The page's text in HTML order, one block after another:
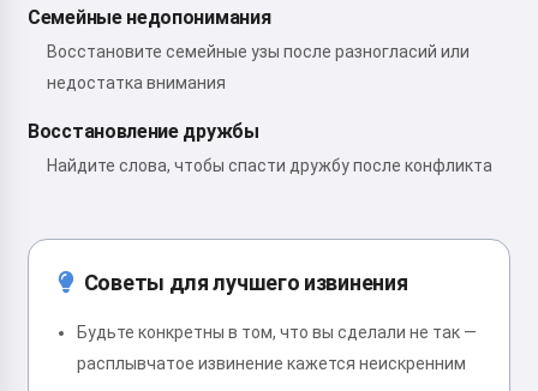
Семейные недопонимания
Восстановите семейные узы после разногласий или
недостатка внимания
Восстановление дружбы
Найдите слова, чтобы спасти дружбу после конфликта
Советы для лучшего извинения
Будьте конкретны в том, что вы сделали не так —
расплывчатое извинение кажется неискренним